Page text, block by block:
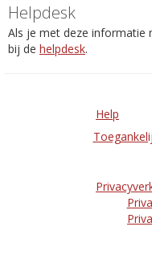
Helpdesk
Als je met deze informatie
bij de helpdesk.
Help